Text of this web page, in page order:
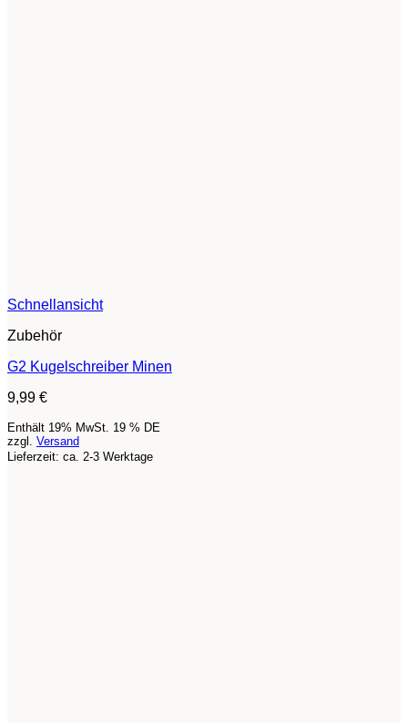
Schnellansicht
Zubehör
G2 Kugelschreiber Minen
9,99 €
Enthält 19% MwSt. 19 % DE
zzgl. Versand
Lieferzeit: ca. 2-3 Werktage